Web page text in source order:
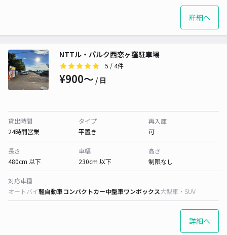
詳細へ
NTTル・パルク西恋ヶ窪駐車場
5 / 4件
¥900〜 / 日
貸出時間
24時間営業
タイプ
平置き
再入庫
可
長さ
480cm 以下
車幅
230cm 以下
高さ
制限なし
対応車種
オートバイ軽自動車コンパクトカー中型車ワンボックス大型車・SUV
詳細へ